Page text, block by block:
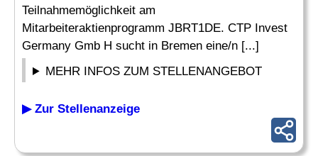
Teilnahmemöglichkeit am
Mitarbeiteraktienprogramm JBRT1DE. CTP Invest
Germany Gmb H sucht in Bremen eine/n [...]
MEHR INFOS ZUM STELLENANGEBOT
▶ Zur Stellenanzeige